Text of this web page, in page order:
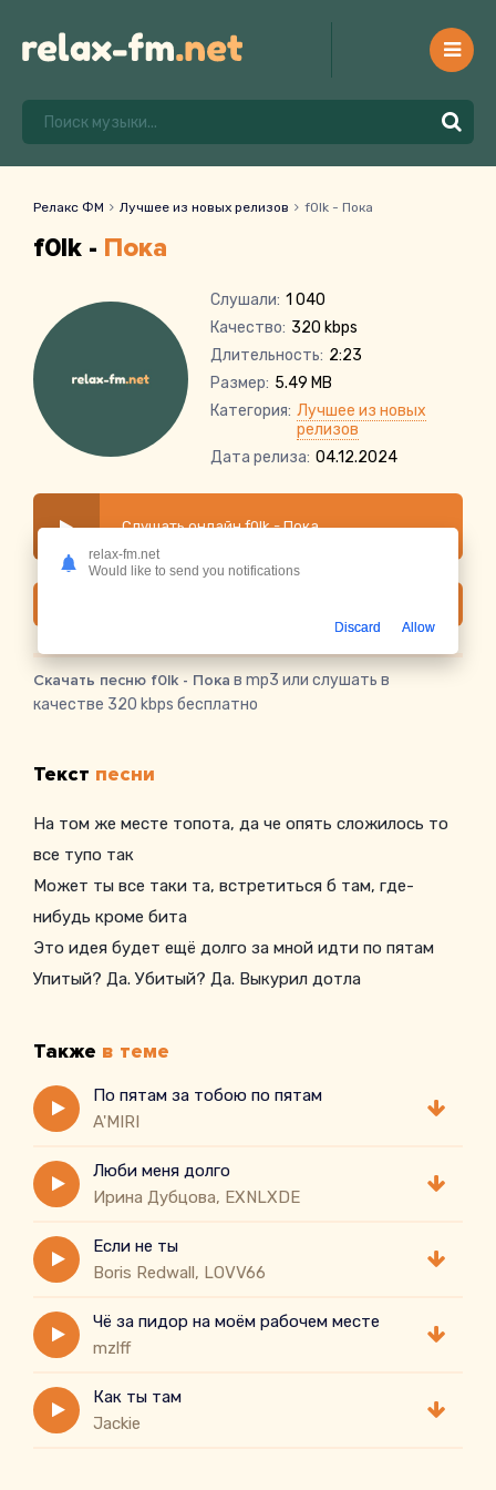
Релакс ФМ Лучшее из новых релизов f0lk - Пока
f0lk - Пока
Слушали: 1 040
Качество: 320 kbps
Длительность: 2:23
Размер: 5.49 MB
Категория: Лучшее из новых
релизов
Дата релиза: 04.12.2024
Слушать онлайн f0lk - Пока
Скачать песню f0lk - Пока в mp3 или слушать в
качестве 320 kbps бесплатно
Текст песни
На том же месте топота, да че опять сложилось то
все тупо так
Может ты все таки та, встретиться б там, где-
нибудь кроме бита
Это идея будет ещё долго за мной идти по пятам
Упитый? Да. Убитый? Да. Выкурил дотла
Также в теме
По пятам за тобою по пятам
A'MIRI
Люби меня долго
Ирина Дубцова, EXNLXDE
Если не ты
Boris Redwall, LOVV66
Чё за пидор на моём рабочем месте
mzlff
Как ты там
Jackie
relax-fm.net
Would like to send you notifications
Discard Allow